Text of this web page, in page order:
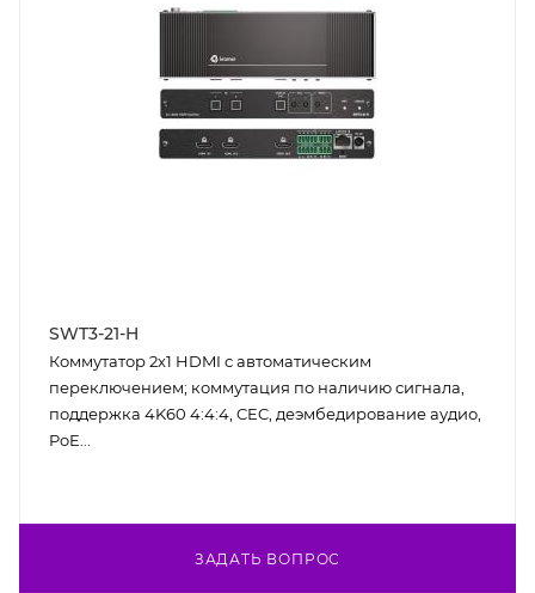
SWT3-21-H
Коммутатор 2х1 HDMI с автоматическим
переключением; коммутация по наличию сигнала,
поддержка 4K60 4:4:4, CEC, деэмбедирование аудио,
PoE...
ЗАДАТЬ ВОПРОС